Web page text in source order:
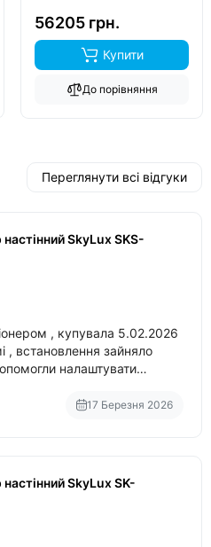
56205 грн.
Купити
До порівняння
Переглянути всі відгуки
SkyLux SKS-
, купувала 5.02.2026
17 Березня 2026
SkyLux SK-